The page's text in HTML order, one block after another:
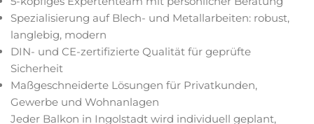
Spezialisierung auf Blech- und Metallarbeiten: robust,
langlebig, modern
DIN- und CE-zertifizierte Qualität für geprüfte
Sicherheit
Maßgeschneiderte Lösungen für Privatkunden,
Gewerbe und Wohnanlagen
Jeder Balkon in Ingolstadt wird individuell geplant,